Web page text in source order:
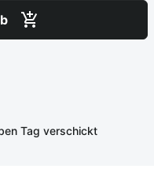
Tag verschickt